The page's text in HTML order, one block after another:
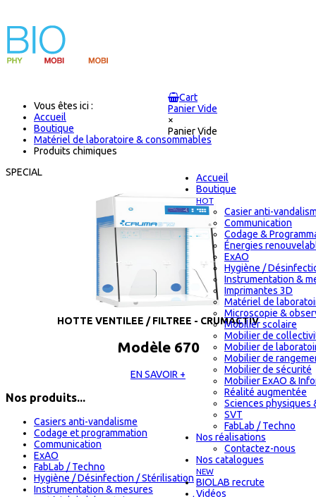
Cart
Panier Vide
×
Panier Vide
Accueil
Boutique
HOT
Casier anti-
Communication
Codage &
Énergies
ExAO
Hygiène /
Instrumentation &
Imprimantes 3D
Matériel de
Microscopie &
Mobilier scolaire
Mobilier de
Mobilier de
Mobilier de
Mobilier de sécurité
Mobilier ExAO &
Réalité augmentée
Sciences physiques
SVT
FabLab / Techno
Nos réalisations
Contactez-nous
Nos catalogues
NEW
BIOLAB recrute
Vidéos
Vous êtes ici :
Accueil
Boutique
Matériel de laboratoire & consommables
Produits chimiques
SPECIAL
HOTTE VENTILEE / FILTREE - CRUMACTIV
Modèle 670
EN SAVOIR +
Nos produits...
Casiers anti-vandalisme
Codage et programmation
Communication
ExAO
FabLab / Techno
Hygiène / Désinfection / Stérilisation
Instrumentation & mesures